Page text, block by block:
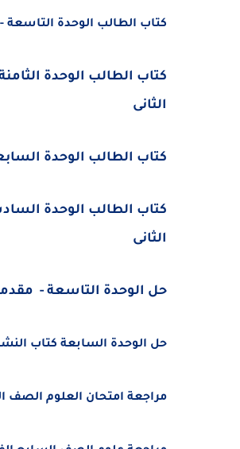
كتاب الطالب الوحدة
كتاب الطالب الوحدة
الثانى
كتاب الطالب الوحدة
كتاب الطالب الوحدة
الثانى
حل الوحدة التاسعة -
حل الوحدة السابعة كتاب
مراجعة امتحان العلوم الصف السابع